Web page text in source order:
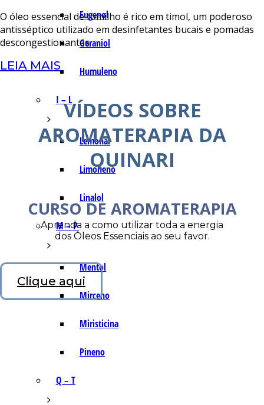
Eugenol
Geraniol
Humuleno
I – L
Lemonal
Limoneno
Linalol
M – P
Mentol
Mirceno
Miristicina
Pineno
Q – T
O óleo essencial de tomilho é rico em timol, um poderoso
antisséptico utilizado em desinfetantes bucais e pomadas
descongestionantes.
LEIA MAIS
VÍDEOS SOBRE
AROMATERAPIA DA
QUINARI
CURSO DE AROMATERAPIA
Aprenda a como utilizar toda a energia
dos Óleos Essenciais ao seu favor.
Clique aqui